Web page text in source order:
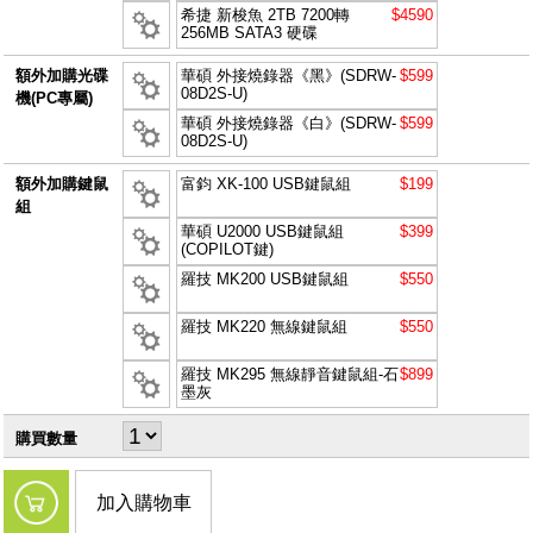
希捷 新梭魚 2TB 7200轉
256MB SATA3 硬碟
$4590
額外加購光碟
機(PC專屬)
華碩 外接燒錄器《黑》(SDRW-
08D2S-U)
$599
華碩 外接燒錄器《白》(SDRW-
08D2S-U)
$599
額外加購鍵鼠
組
富鈞 XK-100 USB鍵鼠組 $199
華碩 U2000 USB鍵鼠組
(COPILOT鍵)
$399
羅技 MK200 USB鍵鼠組 $550
羅技 MK220 無線鍵鼠組 $550
羅技 MK295 無線靜音鍵鼠組-石
墨灰
$899
購買數量
加入購物車